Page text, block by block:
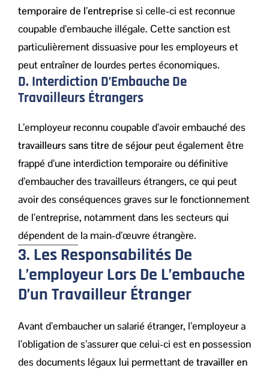
temporaire de l’entreprise si celle-ci est reconnue
coupable d’embauche illégale. Cette sanction est
particulièrement dissuasive pour les employeurs et
peut entraîner de lourdes pertes économiques.
D. Interdiction D’Embauche De
Travailleurs Étrangers
L’employeur reconnu coupable d’avoir embauché des
travailleurs sans titre de séjour peut également être
frappé d’une interdiction temporaire ou définitive
d’embaucher des travailleurs étrangers, ce qui peut
avoir des conséquences graves sur le fonctionnement
de l’entreprise, notamment dans les secteurs qui
dépendent de la main-d’œuvre étrangère.
3. Les Responsabilités De
L’employeur Lors De L’embauche
D’un Travailleur Étranger
Avant d’embaucher un salarié étranger, l’employeur a
l’obligation de s’assurer que celui-ci est en possession
des documents légaux lui permettant de travailler en